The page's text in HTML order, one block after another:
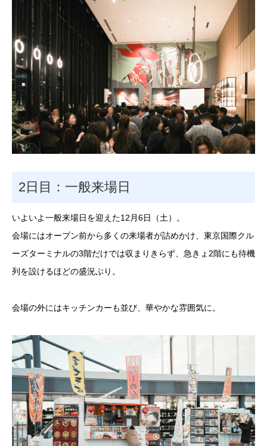
2日目：一般来場日
いよいよ一般来場日を迎えた12月6日（土）。
会場にはオープン前から多くの来場者が詰めかけ、東京国際クル
ーズターミナルの3階だけでは収まりきらず、急きょ2階にも待機
列を設けるほどの盛況ぶり。
会場の外にはキッチンカーも並び、華やかな雰囲気に。